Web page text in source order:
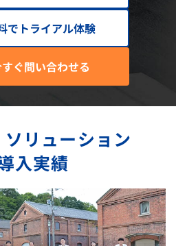
でトライアル体験
ぐ問い合わせる
リューション
入実績